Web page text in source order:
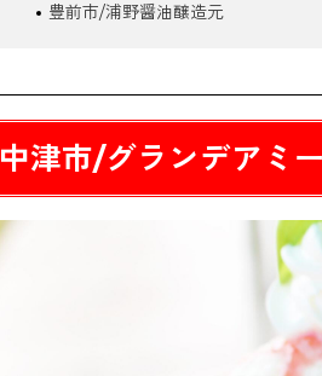
豊前市/浦野醤油醸造元
中津市/グランデアミ